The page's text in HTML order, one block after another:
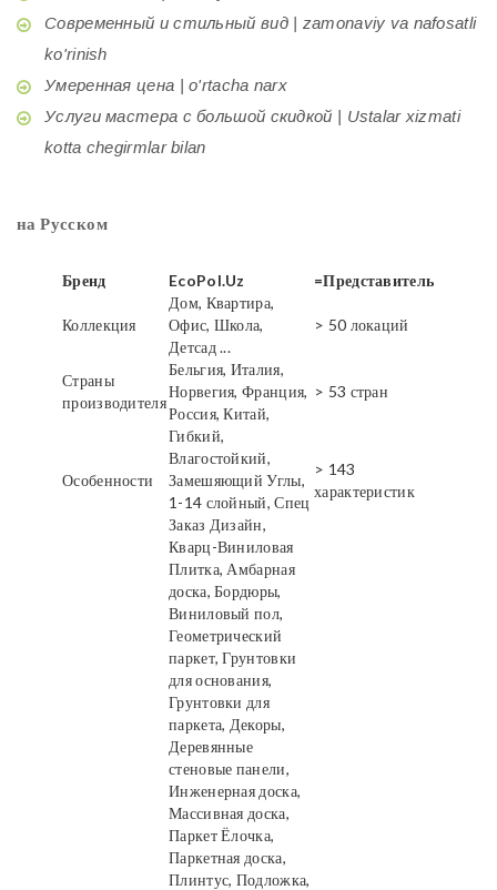
Современный и стильный вид | zamonaviy va nafosatli
ko'rinish
Умеренная цена | o'rtacha narx
Услуги мастера с большой скидкой | Ustalar xizmati
kotta chegirmlar bilan
на Русском
Бренд EcoPol.Uz =Представитель
Коллекция
Дом, Квартира,
Офис, Школа,
Детсад ...
> 50 локаций
Страны
производителя
Бельгия, Италия,
Норвегия, Франция,
Россия, Китай,
> 53 стран
Особенности
Гибкий,
Влагостойкий,
Замешяющий Углы,
1-14 слойный, Спец
Заказ Дизайн,
> 143
характеристик
Кварц-Виниловая
Плитка, Амбарная
доска, Бордюры,
Виниловый пол,
Геометрический
паркет, Грунтовки
для основания,
Грунтовки для
паркета, Декоры,
Деревянные
стеновые панели,
Инженерная доска,
Массивная доска,
Паркет Ёлочка,
Паркетная доска,
Плинтус, Подложка,